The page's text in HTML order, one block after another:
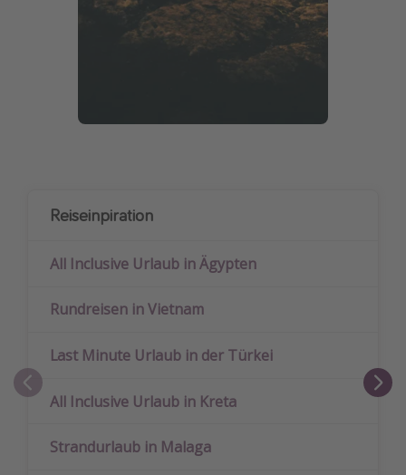
Reiseinpiration
All Inclusive Urlaub in Ägypten
Rundreisen in Vietnam
Last Minute Urlaub in der Türkei
All Inclusive Urlaub in Kreta
Strandurlaub in Malaga